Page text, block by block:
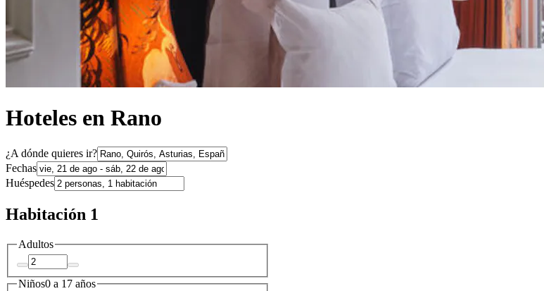
Hoteles en Rano
¿A dónde quieres ir?
Fechas
Huéspedes
Habitación 1
Adultos
Niños0 a 17 años